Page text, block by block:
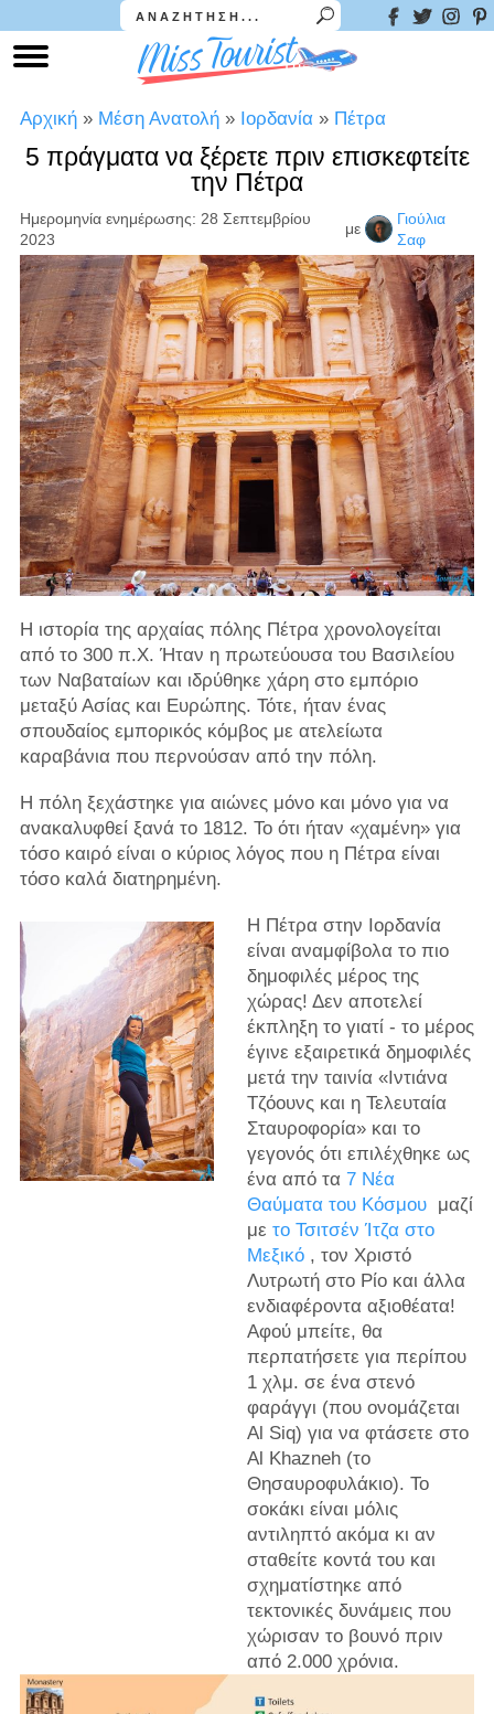
Αρχική » Μέση Ανατολή » Ιορδανία » Πέτρα
5 πράγματα να ξέρετε πριν επισκεφτείτε
την Πέτρα
Ημερομηνία ενημέρωσης: 28 Σεπτεμβρίου
2023
με
Γιούλια
Σαφ
Η ιστορία της αρχαίας πόλης Πέτρα χρονολογείται
από το 300 π.Χ. Ήταν η πρωτεύουσα του Βασιλείου
των Ναβαταίων και ιδρύθηκε χάρη στο εμπόριο
μεταξύ Ασίας και Ευρώπης. Τότε, ήταν ένας
σπουδαίος εμπορικός κόμβος με ατελείωτα
καραβάνια που περνούσαν από την πόλη.
Η πόλη ξεχάστηκε για αιώνες μόνο και μόνο για να
ανακαλυφθεί ξανά το 1812. Το ότι ήταν «χαμένη» για
τόσο καιρό είναι ο κύριος λόγος που η Πέτρα είναι
τόσο καλά διατηρημένη.
Η Πέτρα στην Ιορδανία
είναι αναμφίβολα το πιο
δημοφιλές μέρος της
χώρας! Δεν αποτελεί
έκπληξη το γιατί - το μέρος
έγινε εξαιρετικά δημοφιλές
μετά την ταινία «Ιντιάνα
Τζόουνς και η Τελευταία
Σταυροφορία» και το
γεγονός ότι επιλέχθηκε ως
ένα από τα 7 Νέα
Θαύματα του Κόσμου μαζί
με το Τσιτσέν Ίτζα στο
Μεξικό , τον Χριστό
Λυτρωτή στο Ρίο και άλλα
ενδιαφέροντα αξιοθέατα!
Αφού μπείτε, θα
περπατήσετε για περίπου
1 χλμ. σε ένα στενό
φαράγγι (που ονομάζεται
Al Siq) για να φτάσετε στο
Al Khazneh (το
Θησαυροφυλάκιο). Το
σοκάκι είναι μόλις
αντιληπτό ακόμα κι αν
σταθείτε κοντά του και
σχηματίστηκε από
τεκτονικές δυνάμεις που
χώρισαν το βουνό πριν
από 2.000 χρόνια.